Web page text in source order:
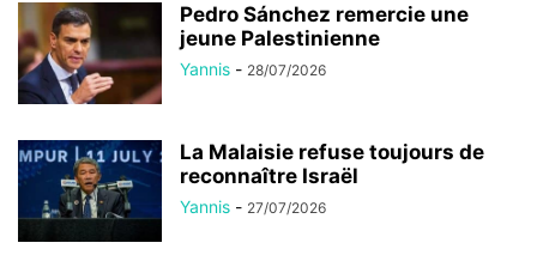
Pedro Sánchez remercie une
jeune Palestinienne
Yannis - 28/07/2026
La Malaisie refuse toujours de
reconnaître Israël
Yannis - 27/07/2026